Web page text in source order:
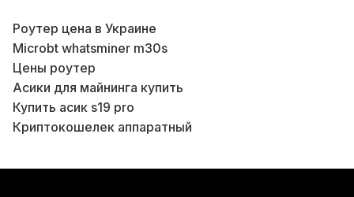
Роутер цена в Украине
Microbt whatsminer m30s
Цены роутер
Асики для майнинга купить
Купить асик s19 pro
Криптокошелек аппаратный
Asic майнинг купить